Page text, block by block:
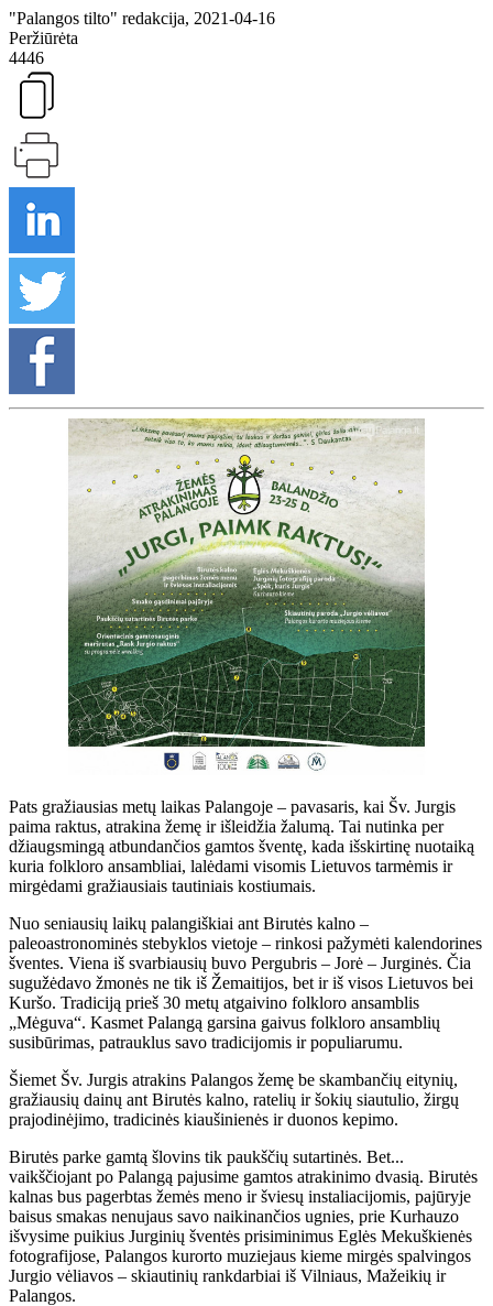
"Palangos tilto" redakcija, 2021-04-16
Peržiūrėta
4446
Pats gražiausias metų laikas Palangoje – pavasaris, kai Šv. Jurgis
paima raktus, atrakina žemę ir išleidžia žalumą. Tai nutinka per
džiaugsmingą atbundančios gamtos šventę, kada išskirtinę nuotaiką
kuria folkloro ansambliai, lalėdami visomis Lietuvos tarmėmis ir
mirgėdami gražiausiais tautiniais kostiumais.
Nuo seniausių laikų palangiškiai ant Birutės kalno –
paleoastronominės stebyklos vietoje – rinkosi pažymėti kalendorines
šventes. Viena iš svarbiausių buvo Pergubris – Jorė – Jurginės. Čia
sugužėdavo žmonės ne tik iš Žemaitijos, bet ir iš visos Lietuvos bei
Kuršo. Tradiciją prieš 30 metų atgaivino folkloro ansamblis
„Mėguva“. Kasmet Palangą garsina gaivus folkloro ansamblių
susibūrimas, patrauklus savo tradicijomis ir populiarumu.
Šiemet Šv. Jurgis atrakins Palangos žemę be skambančių eitynių,
gražiausių dainų ant Birutės kalno, ratelių ir šokių siautulio, žirgų
prajodinėjimo, tradicinės kiaušinienės ir duonos kepimo.
Birutės parke gamtą šlovins tik paukščių sutartinės. Bet...
vaikščiojant po Palangą pajusime gamtos atrakinimo dvasią. Birutės
kalnas bus pagerbtas žemės meno ir šviesų instaliacijomis, pajūryje
baisus smakas nenujaus savo naikinančios ugnies, prie Kurhauzo
išvysime puikius Jurginių šventės prisiminimus Eglės Mekuškienės
fotografijose, Palangos kurorto muziejaus kieme mirgės spalvingos
Jurgio vėliavos – skiautinių rankdarbiai iš Vilniaus, Mažeikių ir
Palangos.